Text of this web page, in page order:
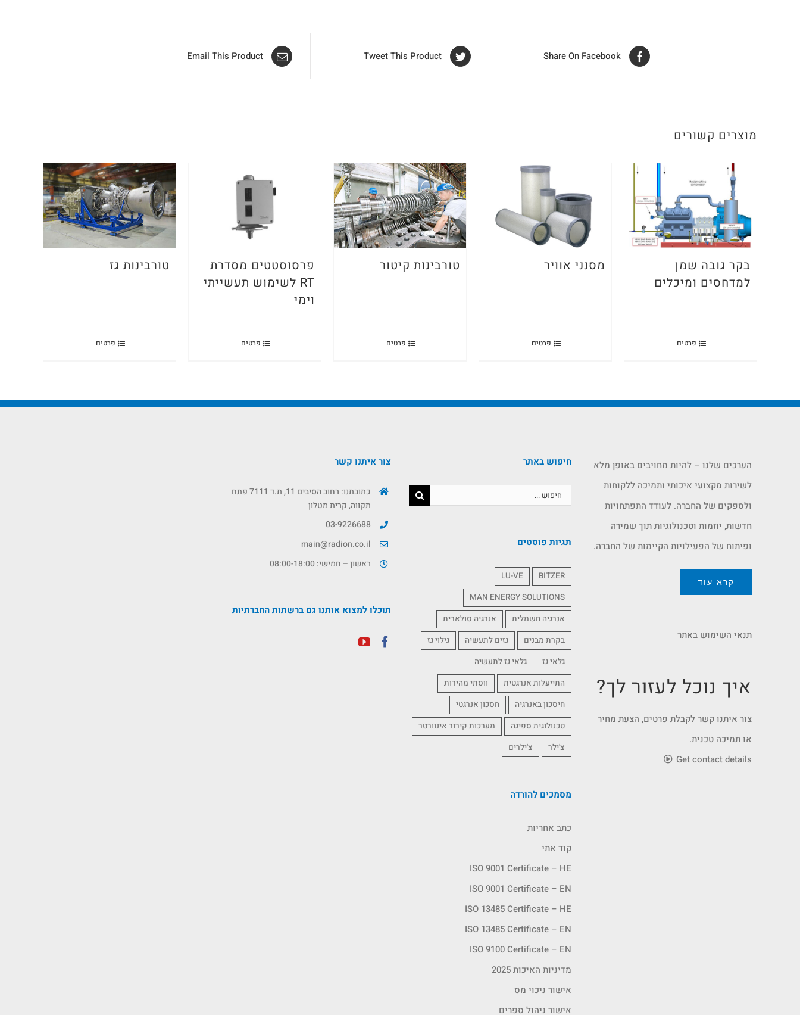
Share On Facebook
Tweet This Product
Email This Product
מוצרים קשורים
בקר גובה שמן
למדחסים ומיכלים
פרטים
מסנני אוויר
פרטים
טורבינות קיטור
פרטים
פרסוסטטים מסדרת
RT לשימוש תעשייתי
וימי
פרטים
טורבינות גז
פרטים
הערכים שלנו – להיות מחויבים באופן מלא
לשירות מקצועי איכותי ותמיכה ללקוחות
ולספקים של החברה. לעודד התפתחויות
חדשות, יוזמות וטכנולוגיות תוך שמירה
ופיתוח של הפעילויות הקיימות של החברה.
קרא עוד
תנאי השימוש באתר
איך נוכל לעזור לך?
צור איתנו קשר לקבלת פרטים, הצעת מחיר
או תמיכה טכנית.
Get contact details
חיפוש באתר
תגיות פוסטים
BITZER
LU-VE
MAN ENERGY SOLUTIONS
אנרגיה חשמלית
אנרגיה סולארית
בקרת מבנים
גזים לתעשיה
גילוי גז
גלאי גז
גלאי גז לתעשיה
התייעלות אנרגטית
ווסתי מהירות
חיסכון באנרגיה
חסכון אנרגטי
טכנולוגית ספיגה
מערכות קירור אינוורטר
צ'ילר
צ'ילרים
מסמכים להורדה
כתב אחריות
קוד אתי
ISO 9001 Certificate – HE
ISO 9001 Certificate – EN
ISO 13485 Certificate – HE
ISO 13485 Certificate – EN
ISO 9100 Certificate – EN
מדיניות האיכות 2025
אישור ניכוי מס
אישור ניהול ספרים
צור איתנו קשר
כתובתנו: רחוב הסיבים 11, ת.ד 7111 פתח
תקווה, קרית מטלון
03-9226688
main@radion.co.il
ראשון – חמישי: 08:00-18:00
תוכלו למצוא אותנו גם ברשתות החברתיות